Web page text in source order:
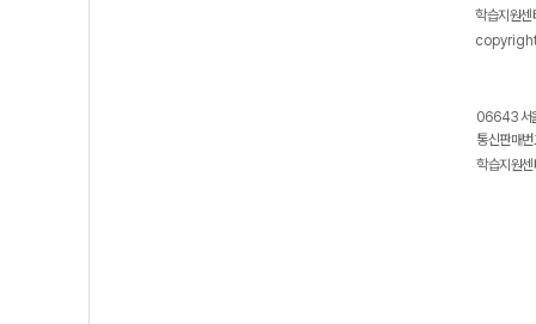
학습지원
06643 서
통신판매
학습지원